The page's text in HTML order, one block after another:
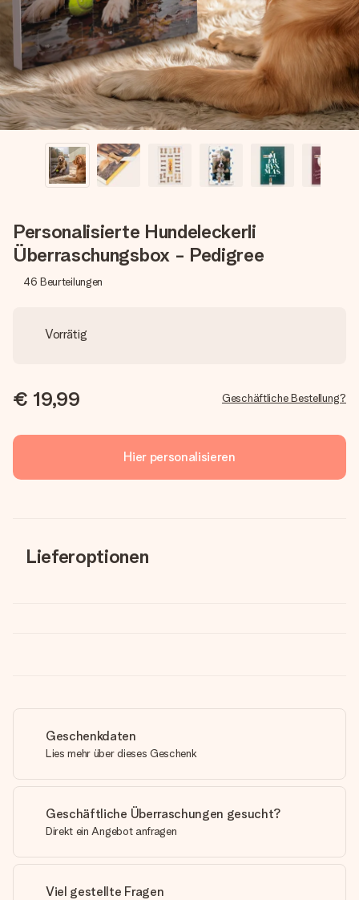
Erstelle etwas Einzigartiges in wenigen Schritten – mit
ihrem Namen, deinem Foto oder einer Nachricht von
Herzen. Kein Stress, nur pure Liebe für den perfekten
Moment.
Personalisierte Hundeleckerli
Überraschungsbox - Pedigree
46 Beurteilungen
Vorrätig
€ 19,99 Geschäftliche Bestellung?
Hier personalisieren
Lieferoptionen
Geschenkdaten
Lies mehr über dieses Geschenk
Geschäftliche Überraschungen gesucht?
Direkt ein Angebot anfragen
Viel gestellte Fragen